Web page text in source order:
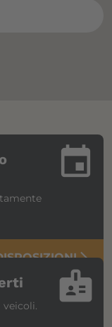
insert_invitation
arrow_forward_ios
badge
veicoli.